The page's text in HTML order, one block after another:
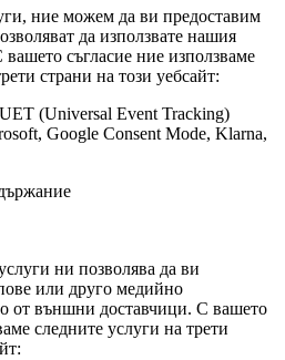
ние можем да ви предоставим
да използвате нашия
съгласие ние използваме
страни на този уебсайт:
(Universal Event Tracking)
Google Consent Mode, Klarna,
ни позволява да ви
или друго медийно
от външни доставчици. С вашето
следните услуги на трети